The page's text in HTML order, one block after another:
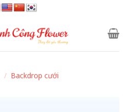
/ Backdrop cưới